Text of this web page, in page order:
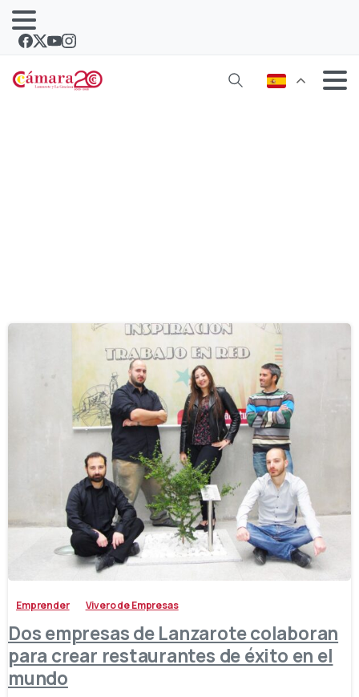
-
Emprender Vivero de Empresas
Dos empresas de Lanzarote colaboran
para crear restaurantes de éxito en el
mundo